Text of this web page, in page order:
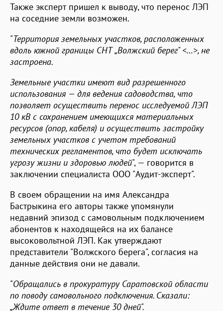
Также эксперт пришел к выводу, что перенос ЛЭП
на соседние земли возможен.
"Территория земельных участков, расположенных
вдоль южной границы СНТ „Волжский берег" <…>, не
застроена.
Земельные участки имеют вид разрешенного
использования — для ведения садоводства, что
позволяет осуществить перенос исследуемой ЛЭП
10 кВ с сохранением имеющихся материальных
ресурсов (опор, кабеля) и осуществить застройку
земельных участков с учетом требований
технических регламентов, что будет исключать
угрозу жизни и здоровью людей", — говорится в
заключении специалиста ООО "Аудит-эксперт".
В своем обращении на имя Александра
Бастрыкина его авторы также упомянули
недавний эпизод с самовольным подключением
абонентов к находящейся на их балансе
высоковольтной ЛЭП. Как утверждают
представители "Волжского берега", согласия на
данные действия они не давали.
"Обращались в прокуратуру Саратовской области
по поводу самовольного подключения. Сказали:
„Ждите ответ в течение 30 дней".